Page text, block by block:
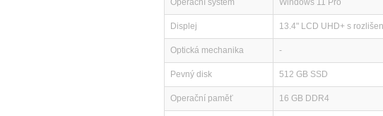
Operační systém Windows 11 Pro
Displej 13.4" LCD UHD+ s
Optická mechanika -
Pevný disk 512 GB SSD
Operační paměť 16 GB DDR4